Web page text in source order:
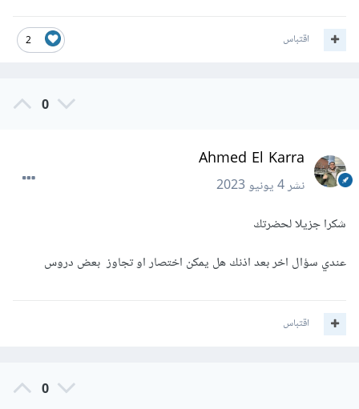
2 اقتباس
0
Ahmed El Karra
نشر4 يونيو 2023
شكرا جزيلا لحضرتك
عندي سؤال اخر بعد اذنك هل يمكن اختصار او تجاوز بعض دروس
اقتباس
0